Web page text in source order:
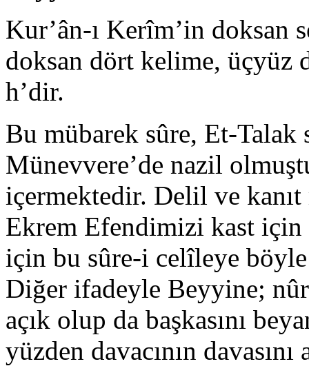
Kur’ân-ı Kerîm’in doksan
doksan dört kelime, üçyüz
h’dir.
Bu mübarek sûre, Et-
Münevvere’de nazil
içermektedir. Delil ve
Ekrem Efendimizi kast
için bu sûre-i celîleye
Diğer ifadeyle Beyyine;
açık olup da başkasını
yüzden davacının